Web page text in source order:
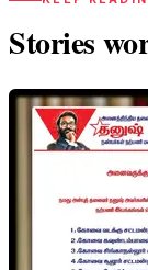
Stories